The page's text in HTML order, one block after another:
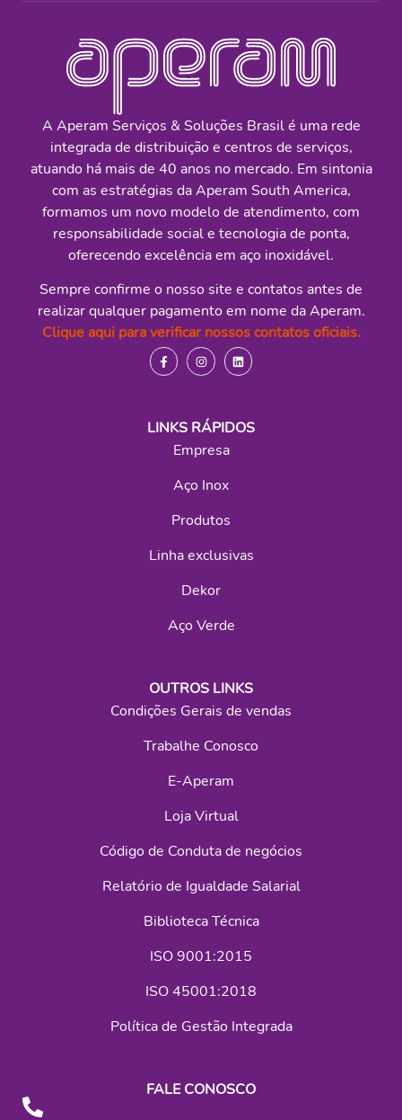
A Aperam Serviços & Soluções Brasil é uma rede
integrada de distribuição e centros de serviços,
atuando há mais de 40 anos no mercado. Em sintonia
com as estratégias da Aperam South America,
formamos um novo modelo de atendimento, com
responsabilidade social e tecnologia de ponta,
oferecendo excelência em aço inoxidável.
Sempre confirme o nosso site e contatos antes de
realizar qualquer pagamento em nome da Aperam.
Clique aqui para verificar nossos contatos oficiais.
LINKS RÁPIDOS
Empresa
Aço Inox
Produtos
Linha exclusivas
Dekor
Aço Verde
OUTROS LINKS
Condições Gerais de vendas
Trabalhe Conosco
E-Aperam
Loja Virtual
Código de Conduta de negócios
Relatório de Igualdade Salarial
Biblioteca Técnica
ISO 9001:2015
ISO 45001:2018
Política de Gestão Integrada
FALE CONOSCO